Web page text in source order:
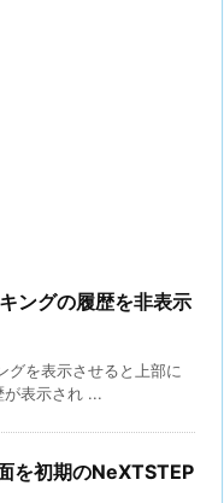
ングの履歴を非表示
グを表示させると上部に
が表示され ...
を初期のNeXTSTEP